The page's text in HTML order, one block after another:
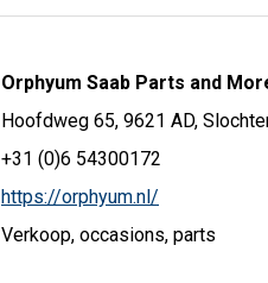
Orphyum Saab Parts and
Hoofdweg 65, 9621 AD,
+31 (0)6 54300172
https://orphyum.nl/
Verkoop, occasions, parts